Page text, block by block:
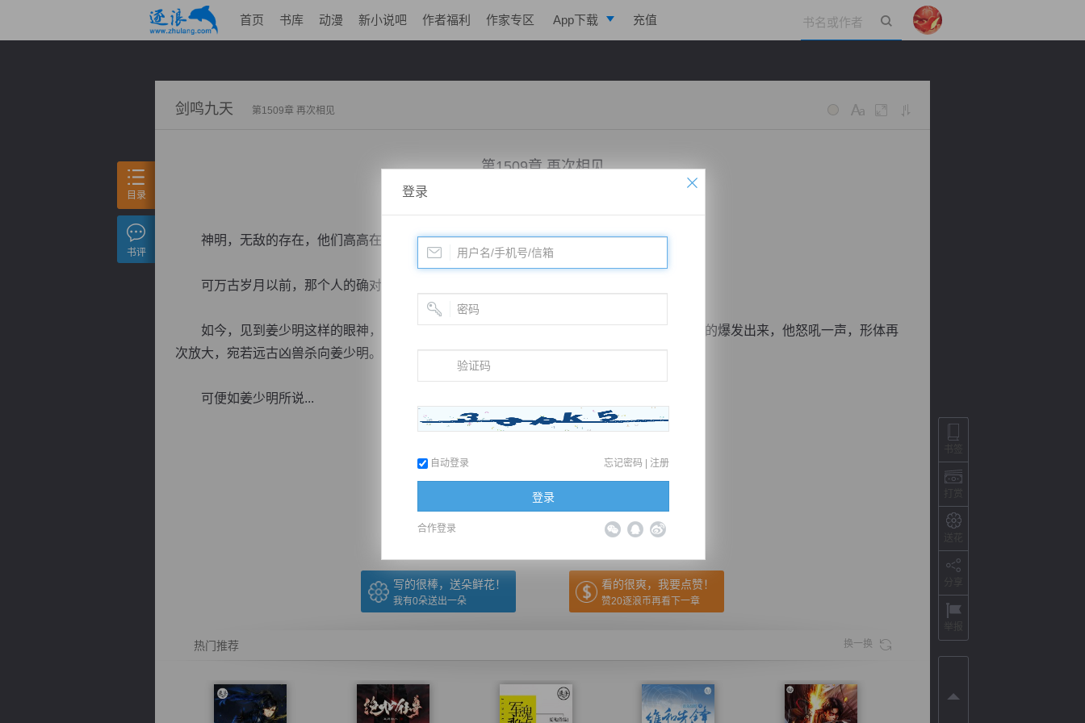
首页 书库 动漫 新小说吧 作者福利 作家专区 App下载 充值
剑鸣九天 第1509章 再次相见
第1509章 再次相见
小说：剑鸣九天
神明，无敌的存在，他们高高在上，俯瞰人世间的一切，这样的存在，又怎么能被怜悯？
可万古岁月以前，那个人的确对他们产生了怜悯。
如今，见到姜少明这样的眼神，三味自然愤怒无比，火焰再次燃烧，强大的道法密密麻麻的爆发出来，他怒吼一声，形体再
次放大，宛若远古凶兽杀向姜少明。
可便如姜少明所说...
（← 快捷键 上一章 回目录 下一章 快捷键→）
写的很棒，送朵鲜花！
我有0朵送出一朵
看的很爽，我要点赞！
赞20逐浪币再看下一章
热门推荐 换一换
目录
书评
登录
自动登录 忘记密码 | 注册
登录
合作登录